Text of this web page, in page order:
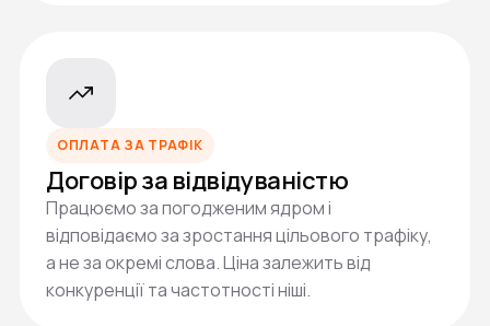
ОПЛАТА ЗА ТРАФІК
Договір за відвідуваністю
Працюємо за погодженим ядром і
відповідаємо за зростання цільового трафіку,
а не за окремі слова. Ціна залежить від
конкуренції та частотності ніші.